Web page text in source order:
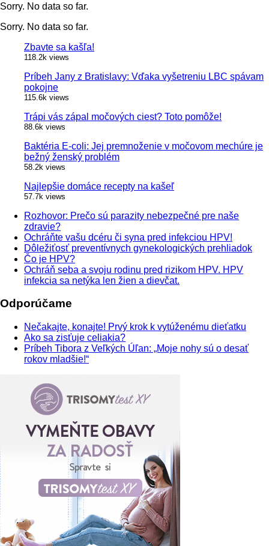
Sorry. No data so far.
Sorry. No data so far.
Zbavte sa kašľa!
118.2k views
Príbeh Jany z Bratislavy: Vďaka vyšetreniu LBC spávam
pokojne
115.6k views
Trápi vás zápal močových ciest? Toto pomôže!
88.6k views
Baktéria E-coli: Jej premnoženie v močovom mechúre je
bežný ženský problém
58.2k views
Najlepšie domáce recepty na kašeľ
57.7k views
Rozhovor: Prečo sú parazity nebezpečné pre naše
zdravie?
Ochráňte vašu dcéru či syna pred infekciou HPV!
Dôležiťosť preventívnych gynekologických prehliadok
Čo je HPV?
Ochráň seba a svoju rodinu pred rizikom HPV. HPV
infekcia sa netýka len žien a dievčat.
Odporúčame
Nečakajte, konajte! Prvý krok k vytúženému dieťatku
Ako sa zisťuje celiakia?
Príbeh Tibora z Veľkých Úľan: „Moje nohy sú o desať
rokov mladšie!“